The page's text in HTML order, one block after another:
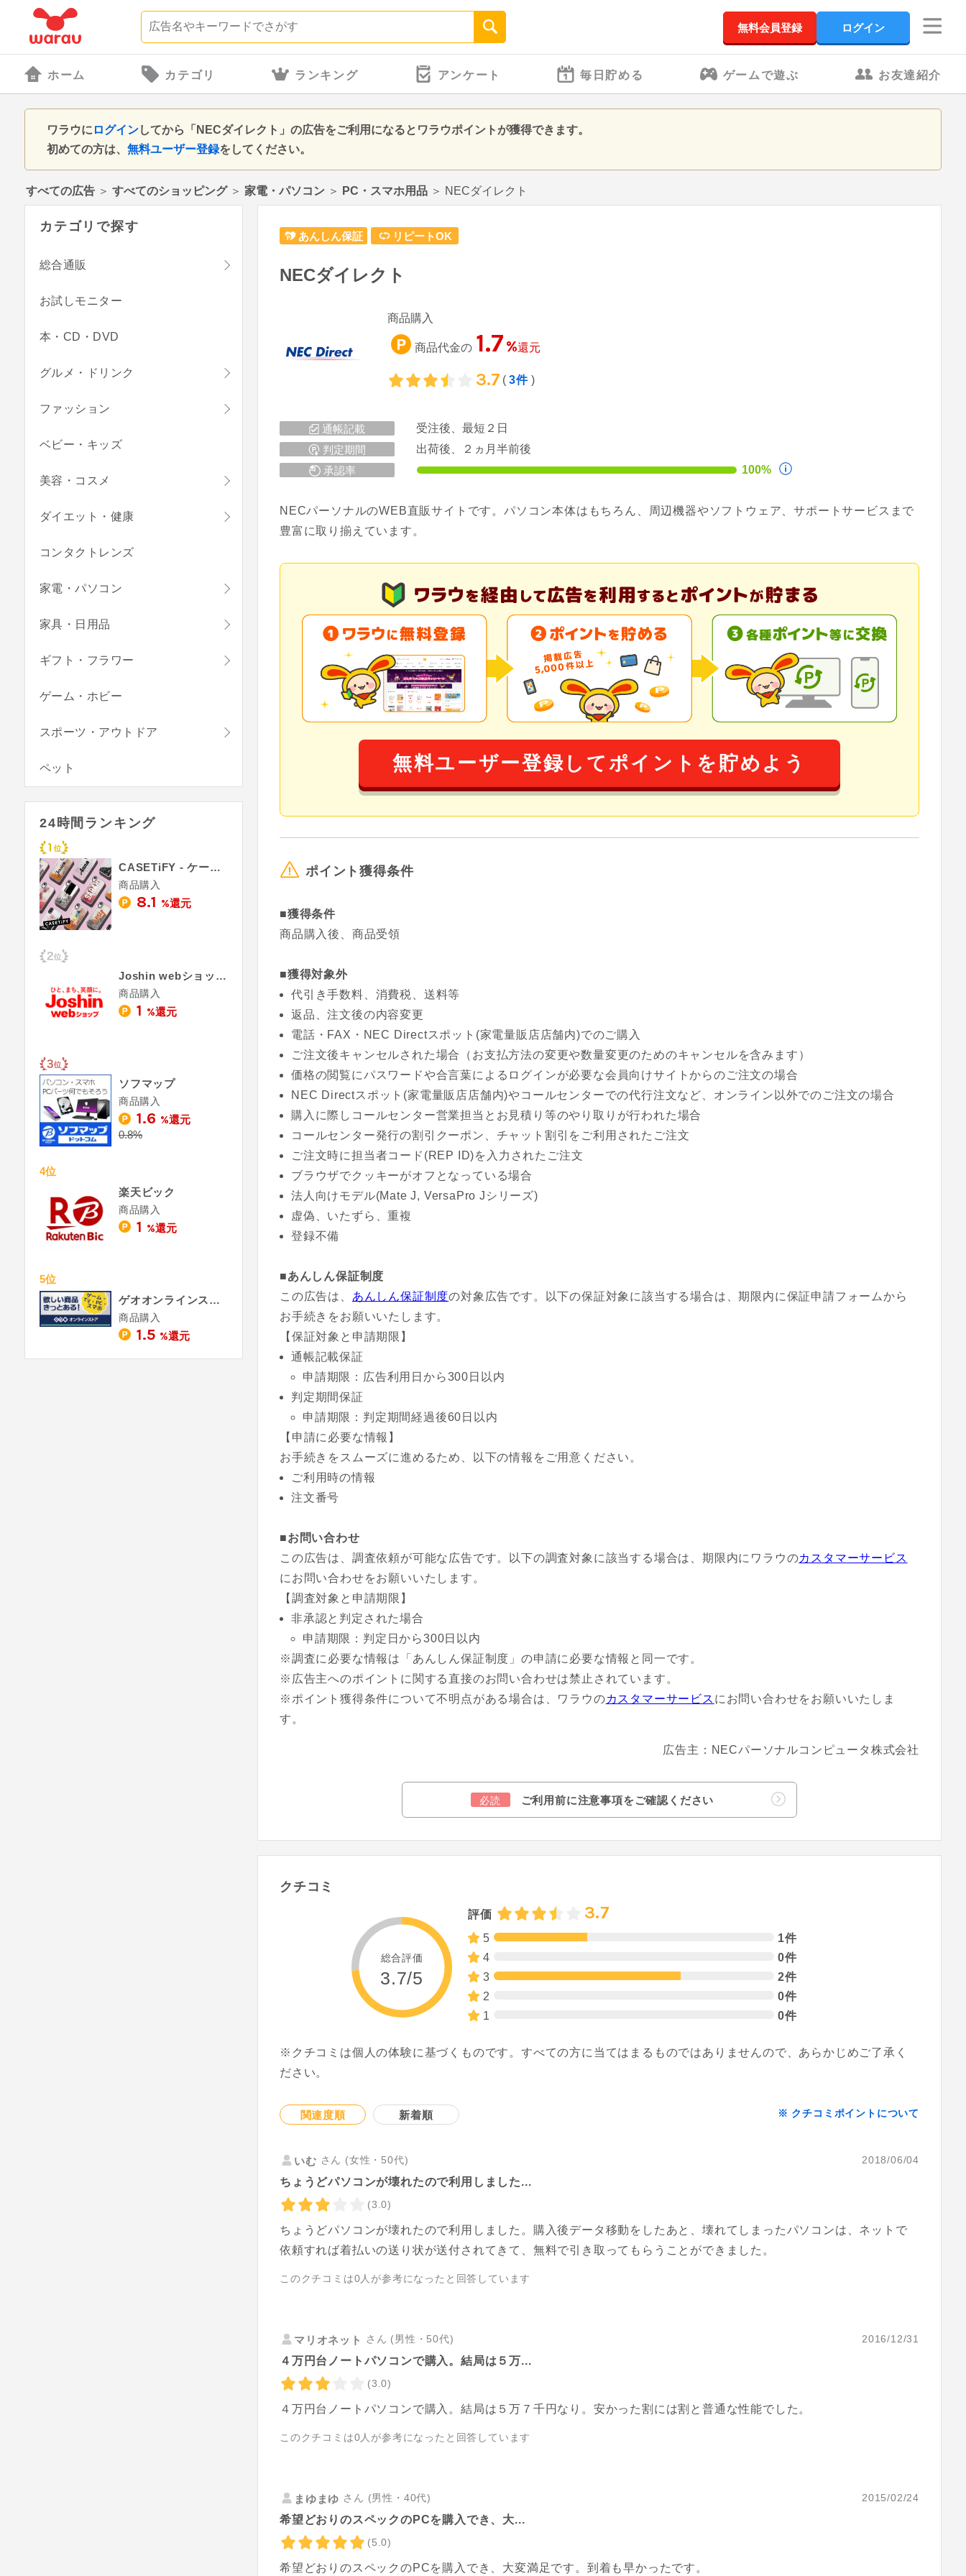
無料会員登録 ログイン
ホーム カテゴリ ランキング アンケート 毎日貯める ゲームで遊ぶ お友達紹介
ワラウに ログインしてから「NECダイレクト」の広告をご利用になるとワラウポイントが獲得できます。
初めての方は、 無料ユーザー登録をしてください。
すべての広告 ＞ すべてのショッピング＞ 家電・パソコン ＞ PC・スマホ用品 ＞ NECダイレクト
あんしん保証 リピートOK
NECダイレクト
商品購入
商品代金の 1.7%還元
3.7 ( 3件)
通帳記載
受注後、最短２日
判定期間
出荷後、２ヵ月半前後
承認率
100%
NECパーソナルのWEB直販サイトです。パソコン本体はもちろん、周辺機器やソフトウェア、サポートサービスまで
豊富に取り揃えています。
無料ユーザー登録してポイントを貯めよう
ポイント獲得条件
■獲得条件
商品購入後、商品受領
■獲得対象外
代引き手数料、消費税、送料等
返品、注文後の内容変更
電話・FAX・NEC Directスポット(家電量販店店舗内)でのご購入
ご注文後キャンセルされた場合（お支払方法の変更や数量変更のためのキャンセルを含みます）
価格の閲覧にパスワードや合言葉によるログインが必要な会員向けサイトからのご注文の場合
NEC Directスポット(家電量販店店舗内)やコールセンターでの代行注文など、オンライン以外でのご注文の場合
購入に際しコールセンター営業担当とお見積り等のやり取りが行われた場合
コールセンター発行の割引クーポン、チャット割引をご利用されたご注文
ご注文時に担当者コード(REP ID)を入力されたご注文
ブラウザでクッキーがオフとなっている場合
法人向けモデル(Mate J, VersaPro Jシリーズ)
虚偽、いたずら、重複
登録不備
■あんしん保証制度
この広告は、 あんしん保証制度の対象広告です。以下の保証対象に該当する場合は、期限内に保証申請フォームから
お手続きをお願いいたします。
【保証対象と申請期限】
通帳記載保証
申請期限：広告利用日から300日以内
判定期間保証
申請期限：判定期間経過後60日以内
【申請に必要な情報】
お手続きをスムーズに進めるため、以下の情報をご用意ください。
ご利用時の情報
注文番号
■お問い合わせ
この広告は、調査依頼が可能な広告です。以下の調査対象に該当する場合は、期限内にワラウのカスタマーサービス
にお問い合わせをお願いいたします。
【調査対象と申請期限】
非承認と判定された場合
申請期限：判定日から300日以内
※調査に必要な情報は「あんしん保証制度」の申請に必要な情報と同一です。
※広告主へのポイントに関する直接のお問い合わせは禁止されています。
※ポイント獲得条件について不明点がある場合は、ワラウのカスタマーサービス にお問い合わせをお願いいたしま
す。
広告主：NECパーソナルコンピュータ株式会社
必読 ご利用前に注意事項をご確認ください
クチコミ
総合評価
3.7/5
評価 3.7
5
1件
4
0件
3
2件
2
0件
1
0件
※クチコミは個人の体験に基づくものです。すべての方に当てはまるものではありませんので、あらかじめご了承く
ださい。
※ クチコミポイントについて
関連度順 新着順
いむ さん (女性・50代) 2018/06/04
ちょうどパソコンが壊れたので利用しました...
(3.0)
ちょうどパソコンが壊れたので利用しました。購入後データ移動をしたあと、壊れてしまったパソコンは、ネットで
依頼すれば着払いの送り状が送付されてきて、無料で引き取ってもらうことができました。
このクチコミは0人が参考になったと回答しています
マリオネット さん (男性・50代) 2016/12/31
４万円台ノートパソコンで購入。結局は５万...
(3.0)
４万円台ノートパソコンで購入。結局は５万７千円なり。安かった割には割と普通な性能でした。
このクチコミは0人が参考になったと回答しています
まゆまゆ さん (男性・40代) 2015/02/24
希望どおりのスペックのPCを購入でき、大...
(5.0)
希望どおりのスペックのPCを購入でき、大変満足です。到着も早かったです。
カテゴリで探す
総合通販
お試しモニター
本・CD・DVD
グルメ・ドリンク
ファッション
ベビー・キッズ
美容・コスメ
ダイエット・健康
コンタクトレンズ
家電・パソコン
家具・日用品
ギフト・フラワー
ゲーム・ホビー
スポーツ・アウトドア
ペット
24時間ランキング
CASETiFY - ケースティファイ
商品購入
8.1 %還元
Joshin webショップ
商品購入
1 %還元
ソフマップ
商品購入
1.6 %還元
0.8%
4位
楽天ビック
商品購入
1 %還元
5位
ゲオオンラインストア
商品購入
1.5 %還元